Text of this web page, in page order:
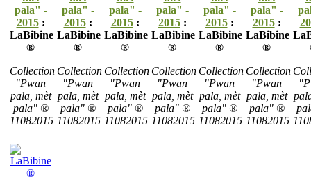
pala" -
2015:
LaBibine
®
Collection
"Pwan
pala, mèt
pala" ®
11082015
pala" -
2015:
LaBibine
®
Collection
"Pwan
pala, mèt
pala" ®
11082015
pala" -
2015:
LaBibine
®
Collection
"Pwan
pala, mèt
pala" ®
11082015
pala" -
2015:
LaBibine
®
Collection
"Pwan
pala, mèt
pala" ®
11082015
pala" -
2015:
LaBibine
®
Collection
"Pwan
pala, mèt
pala" ®
11082015
pala" -
2015:
LaBibine
®
Collection
"Pwan
pala, mèt
pala" ®
11082015